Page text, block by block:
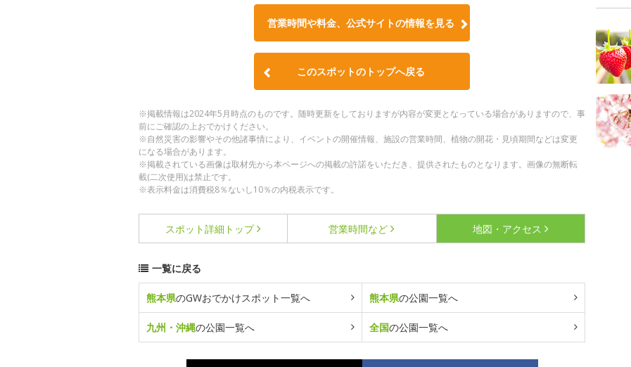
営業時間や料金、公式サイトの情報を見る
このスポットのトップへ戻る
※掲載情報は2024年5月時点のものです。随時更新をしておりますが内容が変更となっている場合がありますので、事
前にご確認の上おでかけください。
※自然災害の影響やその他諸事情により、イベントの開催情報、施設の営業時間、植物の開花・見頃期間などは変更
になる場合があります。
※掲載されている画像は取材先から本ページへの掲載の許諾をいただき、提供されたものとなります。画像の無断転
載(二次使用)は禁止です。
※表示料金は消費税8％ないし10％の内税表示です。
スポット詳細 トップ 営業時間など 地図・アクセス
一覧に戻る
熊本県のGWおでかけスポット一覧へ 熊本県の公園一覧へ
九州・沖縄の公園一覧へ 全国の公園一覧へ